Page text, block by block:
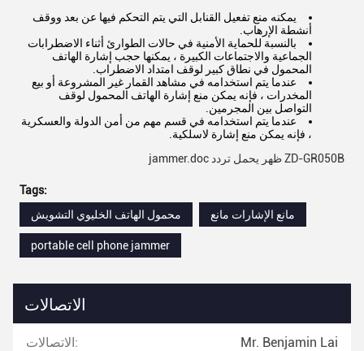
يمكنه منع تفعيل القنابل التي يتم التحكم فيها عن بعد ووقف
أنشطة الإرهاب.
بالنسبة للحماية الأمنية في حالات الطوارئ أثناء الاضطرابات
الجماعية والاجتماعات الكبيرة ، يمكنها حجب إشارة الهاتف
المحمول في نطاق كبير لوقف امتداد الاضطراب.
عندما يتم استخدامه في مشاهد القمار غير المشروعة أو بيع
المخدرات ، فإنه يمكن منع إشارة الهاتف المحمول لوقف
التواصل بين المجرمين.
عندما يتم استخدامه في قسم مهم من أمن الدولة والعسكرية
، فإنه يمكن منع إشارة لاسلكية.
ZD-GR050B ظهر يحمل تردد jammer.doc
Tags:
محمول الهاتف الخليوي التشويش
مانع الإشارات مانع
portable cell phone jammer
الاتصالات
الاتصالات: Mr. Benjamin Lai